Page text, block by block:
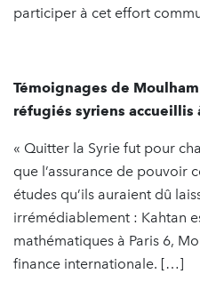
participer à cet effort
Témoignages de
réfugiés syriens accueillis
« Quitter la Syrie fut pour
que l’assurance de pouvoir
études qu’ils auraient dû
irrémédiablement : Kahtan
mathématiques à Paris 6,
finance internationale. […]